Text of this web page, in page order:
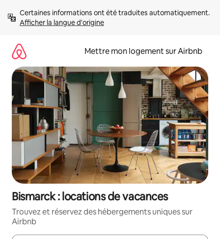
directement
Afficher la langue d'origine
Mettre mon logement sur Airbnb
Bismarck : locations de vacances
Trouvez et réservez des hébergements uniques sur
Airbnb